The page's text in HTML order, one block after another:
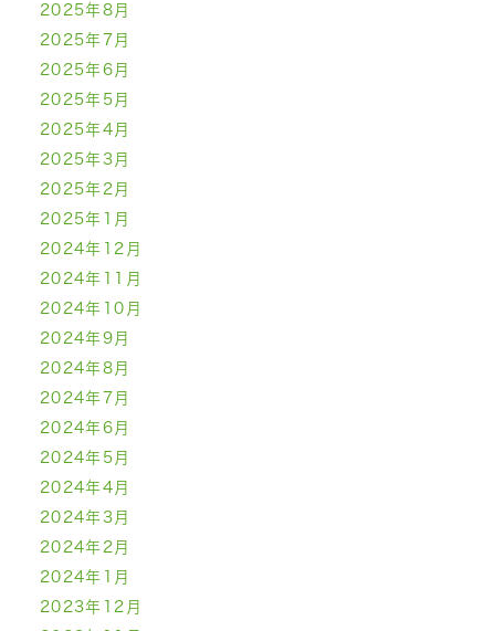
2025年8月
2025年7月
2025年6月
2025年5月
2025年4月
2025年3月
2025年2月
2025年1月
2024年12月
2024年11月
2024年10月
2024年9月
2024年8月
2024年7月
2024年6月
2024年5月
2024年4月
2024年3月
2024年2月
2024年1月
2023年12月